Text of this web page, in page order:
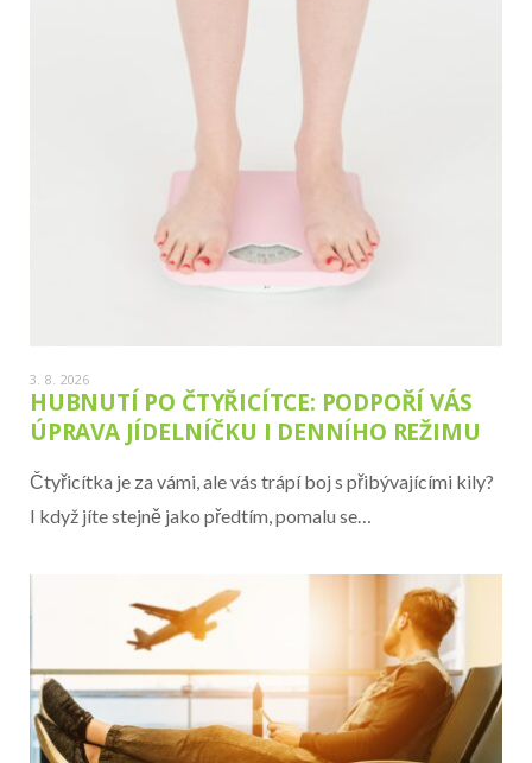
3. 8. 2026
HUBNUTÍ PO ČTYŘICÍTCE: PODPOŘÍ VÁS
ÚPRAVA JÍDELNÍČKU I DENNÍHO REŽIMU
Čtyřicítka je za vámi, ale vás trápí boj s přibývajícími kily?
I když jíte stejně jako předtím, pomalu se…